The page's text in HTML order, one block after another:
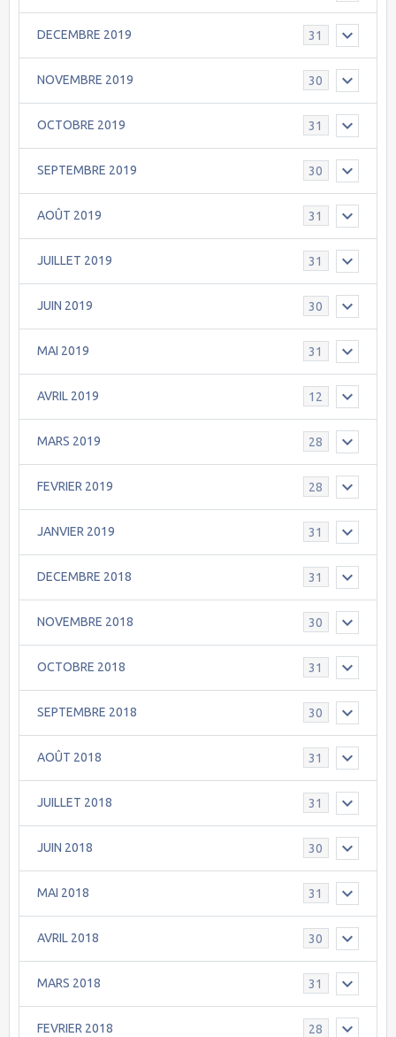
DECEMBRE 2019 31
NOVEMBRE 2019 30
OCTOBRE 2019 31
SEPTEMBRE 2019 30
AOÛT 2019 31
JUILLET 2019 31
JUIN 2019 30
MAI 2019 31
AVRIL 2019 12
MARS 2019 28
FEVRIER 2019 28
JANVIER 2019 31
DECEMBRE 2018 31
NOVEMBRE 2018 30
OCTOBRE 2018 31
SEPTEMBRE 2018 30
AOÛT 2018 31
JUILLET 2018 31
JUIN 2018 30
MAI 2018 31
AVRIL 2018 30
MARS 2018 31
FEVRIER 2018 28